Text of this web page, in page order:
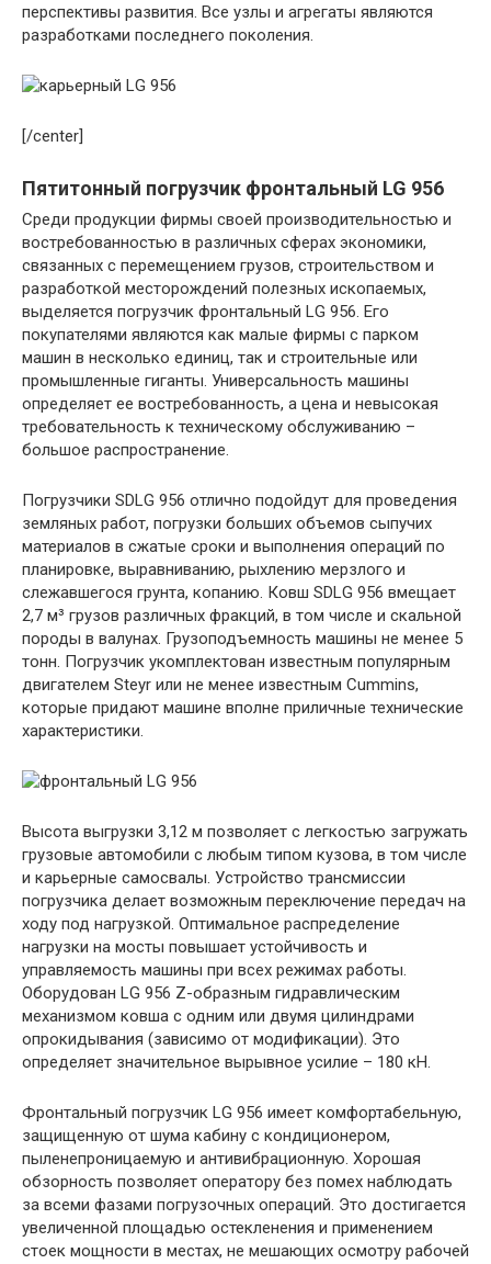
перспективы развития. Все узлы и агрегаты являются
разработками последнего поколения.
[/center]
Пятитонный погрузчик фронтальный LG 956
Среди продукции фирмы своей производительностью и
востребованностью в различных сферах экономики,
связанных с перемещением грузов, строительством и
разработкой месторождений полезных ископаемых,
выделяется погрузчик фронтальный LG 956. Его
покупателями являются как малые фирмы с парком
машин в несколько единиц, так и строительные или
промышленные гиганты. Универсальность машины
определяет ее востребованность, а цена и невысокая
требовательность к техническому обслуживанию –
большое распространение.
Погрузчики SDLG 956 отлично подойдут для проведения
земляных работ, погрузки больших объемов сыпучих
материалов в сжатые сроки и выполнения операций по
планировке, выравниванию, рыхлению мерзлого и
слежавшегося грунта, копанию. Ковш SDLG 956 вмещает
2,7 м³ грузов различных фракций, в том числе и скальной
породы в валунах. Грузоподъемность машины не менее 5
тонн. Погрузчик укомплектован известным популярным
двигателем Steyr или не менее известным Cummins,
которые придают машине вполне приличные технические
характеристики.
Высота выгрузки 3,12 м позволяет с легкостью загружать
грузовые автомобили с любым типом кузова, в том числе
и карьерные самосвалы. Устройство трансмиссии
погрузчика делает возможным переключение передач на
ходу под нагрузкой. Оптимальное распределение
нагрузки на мосты повышает устойчивость и
управляемость машины при всех режимах работы.
Оборудован LG 956 Z-образным гидравлическим
механизмом ковша с одним или двумя цилиндрами
опрокидывания (зависимо от модификации). Это
определяет значительное вырывное усилие – 180 кН.
Фронтальный погрузчик LG 956 имеет комфортабельную,
защищенную от шума кабину с кондиционером,
пыленепроницаемую и антивибрационную. Хорошая
обзорность позволяет оператору без помех наблюдать
за всеми фазами погрузочных операций. Это достигается
увеличенной площадью остекленения и применением
стоек мощности в местах, не мешающих осмотру рабочей